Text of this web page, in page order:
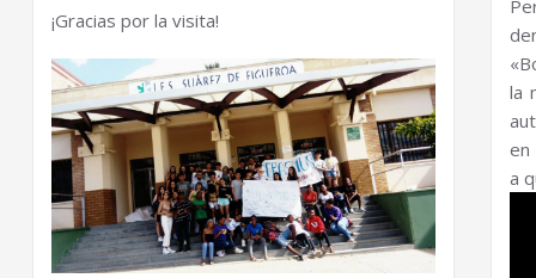
¡Gracias por la visita!
la
en
a